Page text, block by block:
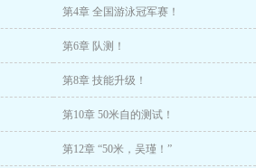
第4章 全国游泳冠军赛！
第6章 队测！
第8章 技能升级！
第10章 50米自的测试！
第12章 “50米，吴瑾！”